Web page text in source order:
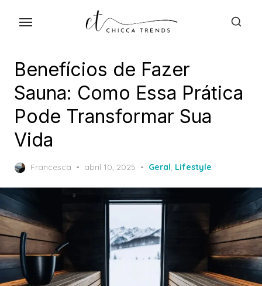
Benefícios de Fazer
Sauna: Como Essa Prática
Pode Transformar Sua
Vida
Francesca
Posted
abril 10, 2025 Geral, Lifestyle